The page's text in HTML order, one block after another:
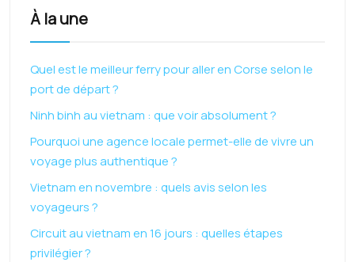
À la une
Quel est le meilleur ferry pour aller en Corse selon le
port de départ ?
Ninh binh au vietnam : que voir absolument ?
Pourquoi une agence locale permet-elle de vivre un
voyage plus authentique ?
Vietnam en novembre : quels avis selon les
voyageurs ?
Circuit au vietnam en 16 jours : quelles étapes
privilégier ?